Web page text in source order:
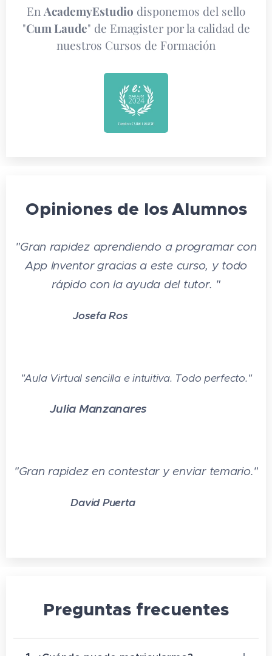
EnAcademyEstudio disponemos del sello
"Cum Laude" de Emagister por la calidad de
nuestros Cursos de Formación
Opiniones de losAlumnos
"Gran rapidez aprendiendo a programar con
App Inventor gracias a este curso, y todo
rápido con la ayuda del tutor. "
Josefa Ros
"Aula Virtual sencilla e intuitiva. Todo perfecto."
Julia Manzanares
"Gran rapidez en contestar y enviar temario."
David Puerta
Preguntas frecuentes